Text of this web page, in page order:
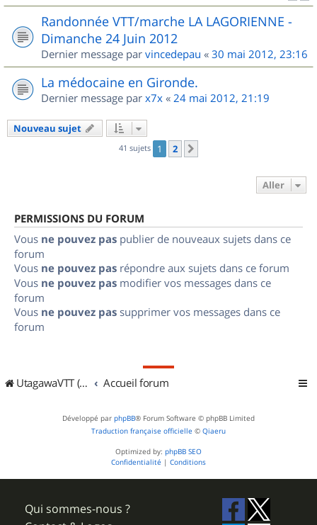
Randonnée VTT/marche LA LAGORIENNE -
Dimanche 24 Juin 2012
Dernier message par vincedepau « 30 mai 2012, 23:16
La médocaine en Gironde.
Dernier message par x7x « 24 mai 2012, 21:19
Nouveau sujet
41 sujets 1 2
Aller
PERMISSIONS DU FORUM
Vous ne pouvez pas publier de nouveaux sujets dans ce
forum
Vous ne pouvez pas répondre aux sujets dans ce forum
Vous ne pouvez pas modifier vos messages dans ce
forum
Vous ne pouvez pas supprimer vos messages dans ce
forum
UtagawaVTT (Randos VTT et VTTAE avec traces GPS) Accueil forum
Développé par phpBB® Forum Software © phpBB Limited
Traduction française officielle © Qiaeru
Optimized by: phpBB SEO
Confidentialité | Conditions
Qui sommes-nous ?